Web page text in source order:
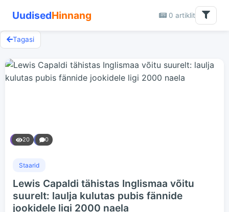
UudisedHinnang 0 artiklit
Tagasi
20 0
Staarid
Lewis Capaldi tähistas Inglismaa võitu
suurelt: laulja kulutas pubis fännide
jookidele ligi 2000 naela